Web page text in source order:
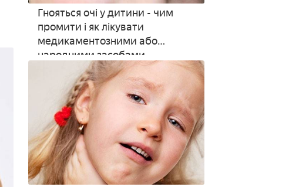
Гнояться очі у дитини - чим
промити і як лікувати
медикаментозними або
народними засобами